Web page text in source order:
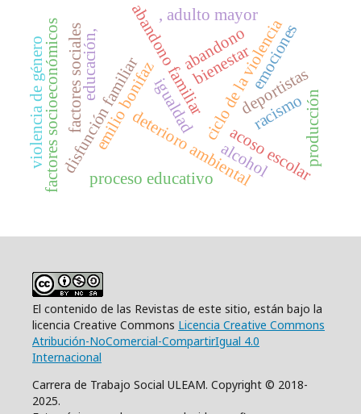
emilio bonifazdeterioro ambiental
disfunción familiar bienestar
ciclo de la violencia
abandono familiar
proceso educativo acoso escolar
factores sociales abandono
, adulto mayor
alcohol
deportistas
factores socioeconómicos emociones
racismo
violencia de género educación,
igualdad producción
El contenido de las Revistas de este sitio, están bajo la
licencia Creative Commons Licencia Creative Commons
Atribución-NoComercial-CompartirIgual 4.0
Internacional
Carrera de Trabajo Social ULEAM. Copyright © 2018-
2025.